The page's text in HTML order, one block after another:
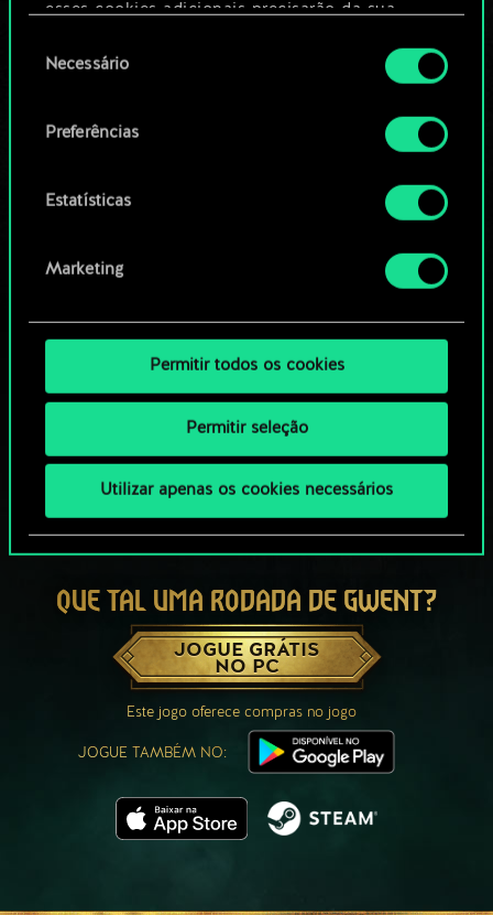
esses cookies adicionais precisarão da sua
Você encontrará todos os detalhes sobre o uso
de cookies e poderá ajustar as suas preferências
no menu "Configurações" abaixo.
deNecessário
Preferências
Estatísticas
Marketing
Permitir todos os cookies
Permitir seleção
Utilizar apenas os cookies necessários
Navegue pelos baralhos da
QUE TAL UMA RODADA DE GWENT?
JOGUE GRÁTIS
NO PC
Este jogo oferece compras no jogo
JOGUE TAMBÉM NO: